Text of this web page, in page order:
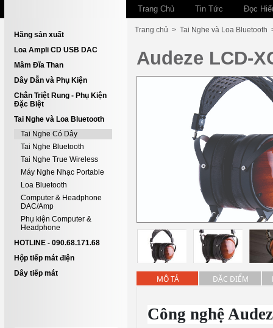
Trang Chủ Tin Tức Đọc
Hãng sản xuất
Loa Ampli CD USB DAC
Mâm Đĩa Than
Dây Dẫn và Phụ Kiện
Chân Triệt Rung - Phụ Kiện
Đặc Biệt
Tai Nghe và Loa Bluetooth
Tai Nghe Có Dây
Tai Nghe Bluetooth
Tai Nghe True Wireless
Máy Nghe Nhạc Portable
Loa Bluetooth
Computer & Headphone
DAC/Amp
Phụ kiện Computer &
Headphone
HOTLINE - 090.68.171.68
Hộp tiếp mát điện
Dây tiếp mát
Trang chủ > Tai Nghe và Loa Bluetooth
Audeze LCD-
MÔ TẢ ĐẶC ĐIỂM
Công nghệ